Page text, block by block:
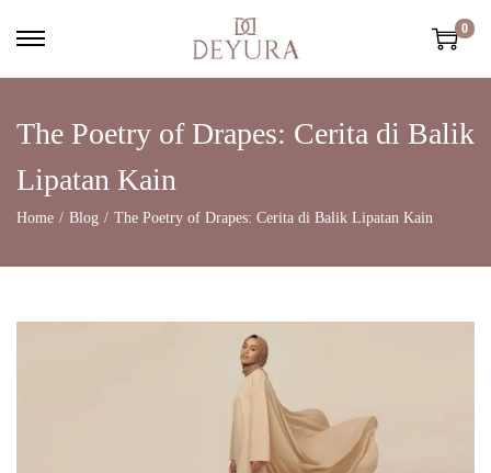
0
The Poetry of Drapes: Cerita di Balik
Lipatan Kain
Home / Blog / The Poetry of Drapes: Cerita di Balik Lipatan Kain